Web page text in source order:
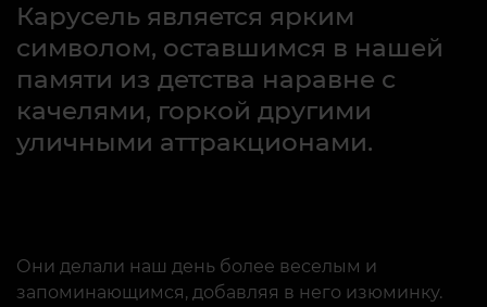
Карусель является ярким
символом, оставшимся в нашей
памяти из детства наравне с
качелями, горкой другими
уличными аттракционами.
Они делали наш день более веселым и
запоминающимся, добавляя в него изюминку.